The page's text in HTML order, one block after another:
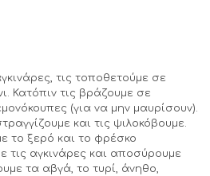
τις τοποθετούμε σε
Κατόπιν τις βράζουμε σε
(για να μην μαυρίσουν).
και τις ψιλοκόβουμε.
το ξερό και το φρέσκο
τις αγκινάρες και αποσύρουμε
τα αβγά, το τυρί, άνηθο,